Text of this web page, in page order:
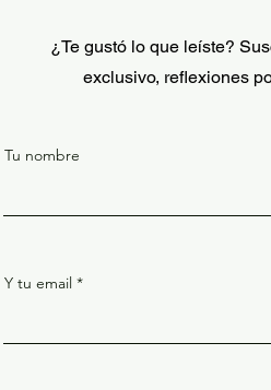
¿Te gustó lo que leíste?
exclusivo, reflexiones
Tu nombre
Y tu email